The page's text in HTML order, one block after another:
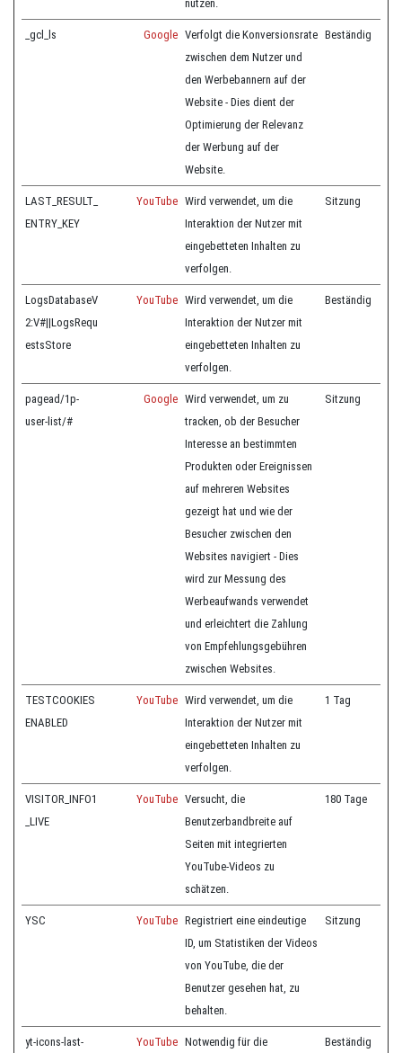
nutzen.
_gcl_ls Google Verfolgt die Konversionsrate
zwischen dem Nutzer und
den Werbebannern auf der
Website - Dies dient der
Optimierung der Relevanz
der Werbung auf der
Website.
Beständig
LAST_RESULT_
ENTRY_KEY
YouTube Wird verwendet, um die
Interaktion der Nutzer mit
eingebetteten Inhalten zu
verfolgen.
Sitzung
LogsDatabaseV
2:V#||LogsRequ
estsStore
YouTube Wird verwendet, um die
Interaktion der Nutzer mit
eingebetteten Inhalten zu
verfolgen.
Beständig
pagead/1p-
user-list/#
Google Wird verwendet, um zu
tracken, ob der Besucher
Interesse an bestimmten
Produkten oder Ereignissen
auf mehreren Websites
gezeigt hat und wie der
Besucher zwischen den
Websites navigiert - Dies
wird zur Messung des
Werbeaufwands verwendet
und erleichtert die Zahlung
von Empfehlungsgebühren
zwischen Websites.
Sitzung
TESTCOOKIES
ENABLED
YouTube Wird verwendet, um die
Interaktion der Nutzer mit
eingebetteten Inhalten zu
verfolgen.
1 Tag
VISITOR_INFO1
_LIVE
YouTube Versucht, die
Benutzerbandbreite auf
Seiten mit integrierten
YouTube-Videos zu
schätzen.
180 Tage
YSC YouTube Registriert eine eindeutige
ID, um Statistiken der Videos
von YouTube, die der
Benutzer gesehen hat, zu
behalten.
Sitzung
yt-icons-last-
YouTube Notwendig für die
Beständig